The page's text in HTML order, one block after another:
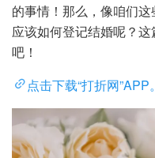
的事情！那么，像咱们
应该如何登记结婚呢？
吧！
点击下载“打折网”APP。